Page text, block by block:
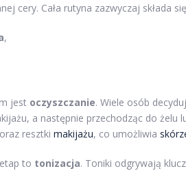
cery. Cała rutyna zazwyczaj składa
,
jest oczyszczanie. Wiele osób
a następnie przechodząc do żelu
resztki makijażu, co umożliwia
to tonizacja. Toniki odgrywają